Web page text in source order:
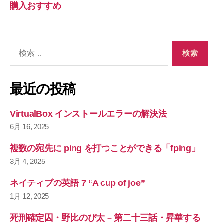
購入おすすめ
象
最近の投稿
VirtualBox インストールエラーの解決法
6月 16, 2025
複数の宛先に ping を打つことができる「fping」
3月 4, 2025
ネイティブの英語 7 “A cup of joe”
1月 12, 2025
死刑確定囚・野比のび太 – 第二十三話・昇華する